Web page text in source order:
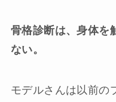
骨格診断は、身体を
ない。
モデルさんは以前の